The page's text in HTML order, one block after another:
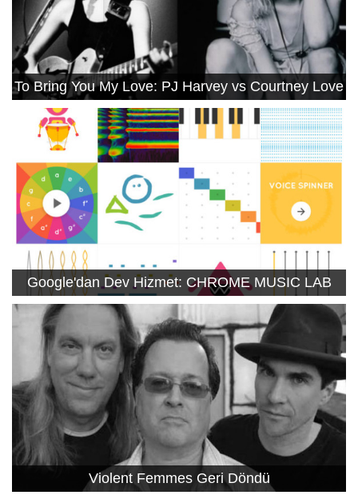
To Bring You My Love: PJ Harvey vs Courtney Love
Google'dan Dev Hizmet: CHROME MUSIC LAB
Violent Femmes Geri Döndü